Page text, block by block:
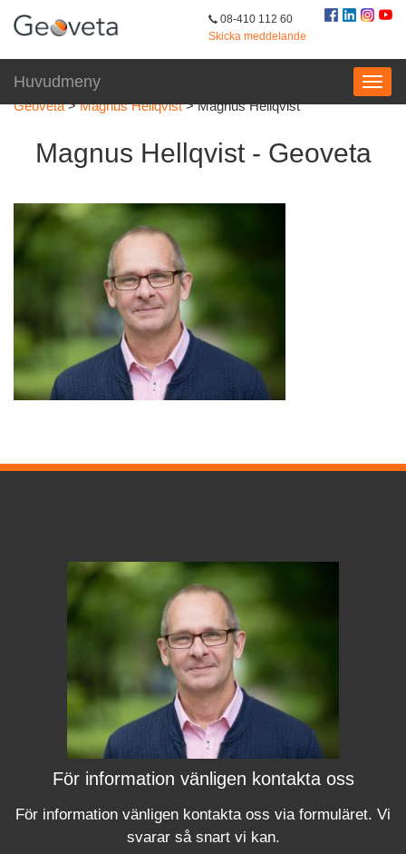
08-410 112 60
Skicka meddelande
Huvudmeny
Geoveta>Magnus Hellqvist>Magnus Hellqvist
Magnus Hellqvist - Geoveta
För information vänligen kontakta oss
För information vänligen kontakta oss via formuläret. Vi
svararså snart vi kan.